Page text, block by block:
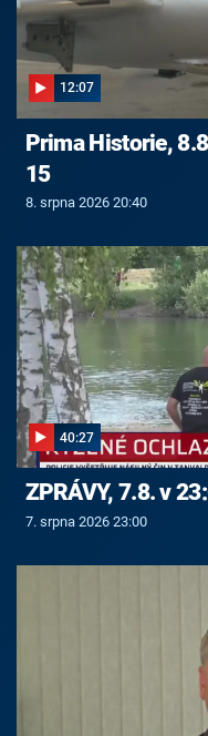
12:07
Prima Historie,
15
8. srpna 2026 20:40
40:27
ZPRÁVY, 7.8. v
7. srpna 2026 23:00